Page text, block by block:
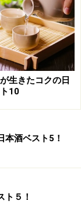
が生きたコクの日
10
本酒ベスト5！
ト５！